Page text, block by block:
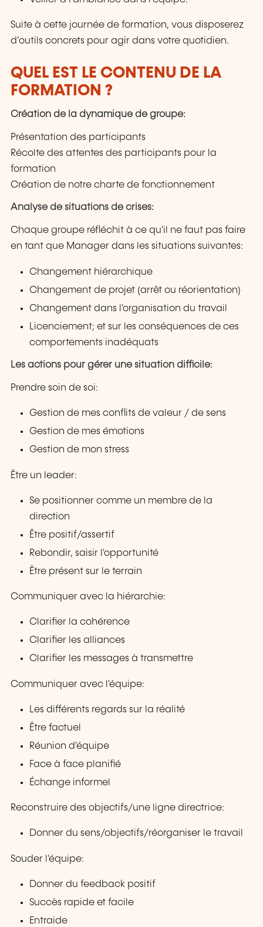
Suite à cette journée de formation, vous disposerez
d’outils concrets pour agir dans votre quotidien.
QUEL EST LE CONTENU DE LA
FORMATION ?
Création de la dynamique de groupe:
Présentation des participants
Récolte des attentes des participants pour la
formation
Création de notre charte de fonctionnement
Analyse de situations de crises:
Chaque groupe réfléchit à ce qu'il ne faut pas faire
en tant que Manager dans les situations suivantes:
Changement hiérarchique
Changement de projet (arrêt ou réorientation)
Changement dans l'organisation du travail
Licenciement; et sur les conséquences de ces
comportements inadéquats
Les actions pour gérer une situation difficile:
Prendre soin de soi:
Gestion de mes conflits de valeur / de sens
Gestion de mes émotions
Gestion de mon stress
Être un leader:
Se positionner comme un membre de la
direction
Être positif/assertif
Rebondir, saisir l'opportunité
Être présent sur le terrain
Communiquer avec la hiérarchie:
Clarifier la cohérence
Clarifier les alliances
Clarifier les messages à transmettre
Communiquer avec l'équipe:
Les différents regards sur la réalité
Être factuel
Réunion d'équipe
Face à face planifié
Échange informel
Reconstruire des objectifs/une ligne directrice:
Donner du sens/objectifs/réorganiser le travail
Souder l'équipe:
Donner du feedback positif
Succès rapide et facile
Entraide